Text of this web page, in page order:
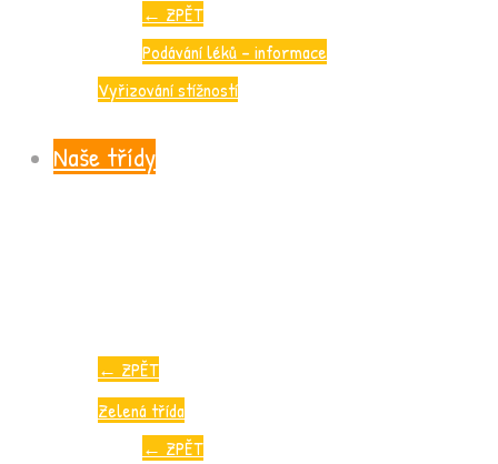
← ZPĚT
Podávání léků – informace
Vyřizování stížností
Naše třídy
← ZPĚT
Zelená třída
← ZPĚT